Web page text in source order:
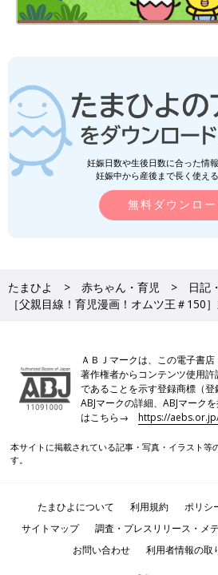
妊娠日数や生後日数に合った情
妊娠中から産後まで長く使え
無料ダウンロー
たまひよ 赤ちゃん・育児 日記
［父親目線！育児漫画！オムツ王＃150
ＡＢＪマークは、この電子書店
著作権者からコンテンツ使用
であることを示す登録商標（登
ABJマークの詳細、ABJマーク
はこちら→https://
本サイトに掲載されている記事・写真・イラスト等
す。
たまひよについて 利用規約 ポリシ
サイトマップ
調査・プレスリリース・メ
お問い合わせ
利用者情報の取